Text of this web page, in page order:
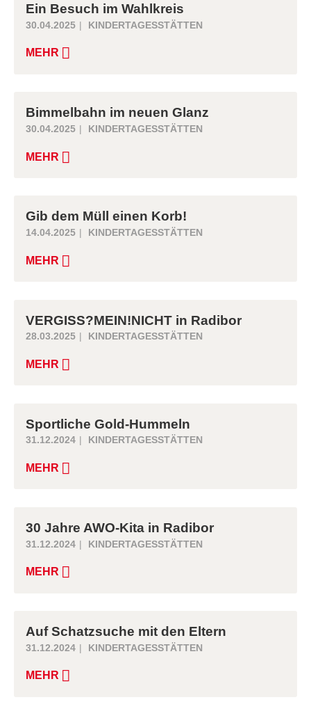
Ein Besuch im Wahlkreis
30.04.2025 KINDERTAGESSTÄTTEN
MEHR
Bimmelbahn im neuen Glanz
30.04.2025 KINDERTAGESSTÄTTEN
MEHR
Gib dem Müll einen Korb!
14.04.2025 KINDERTAGESSTÄTTEN
MEHR
VERGISS?MEIN!NICHT in Radibor
28.03.2025 KINDERTAGESSTÄTTEN
MEHR
Sportliche Gold-Hummeln
31.12.2024 KINDERTAGESSTÄTTEN
MEHR
30 Jahre AWO-Kita in Radibor
31.12.2024 KINDERTAGESSTÄTTEN
MEHR
Auf Schatzsuche mit den Eltern
31.12.2024 KINDERTAGESSTÄTTEN
MEHR